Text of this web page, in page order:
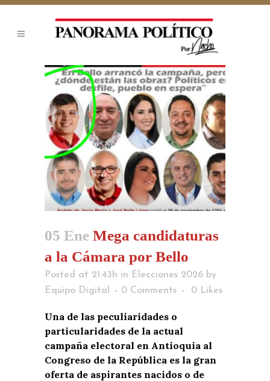
05 Ene Mega candidaturas
a la Cámara por Bello
Posted at 21:43h in Elecciones 2026 by
Equipo Digital
0 Comments 0 Likes
Una de las peculiaridades o
particularidades de la actual
campaña electoral en Antioquia al
Congreso de la República es la gran
oferta de aspirantes nacidos o de